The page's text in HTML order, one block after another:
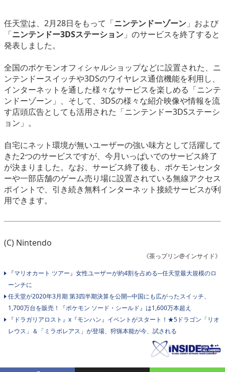
任天堂は、2月28日をもって「ニンテンドーゾーン 」および
「ニンテンドー3DSステーション 」のサービスを終了すると
発表しました。
全国のポケモンオフィシャルショップなどに設置された、ニ
ンテンドースイッチや3DSのワイヤレス通信機能を利用し、
インターネットを通した様々なサービスを楽しめる「ニンテ
ンドーゾーン」、そして、3DSの様々な紹介映像や情報を流
す店頭広告としても活用された「ニンテンドー3DSステーシ
ョン」。
自宅にネット環境が無いユーザーの強い味方として活躍して
きた2つのサービスですが、今月いっぱいでのサービス終了
が決まりました。なお、サービス終了後も、ポケモンセンタ
ーや一部店舗のゲーム売り場に設置されている無線アクセス
ポイントで、引き続き無料インターネット接続サービスが利
用できます。
(C) Nintendo
《茶っプリン@インサイド》
『マリオカート ツアー』女性ユーザーが約4割を占める─任天堂最大規模のロ
ーンチに
任天堂が2020年3月期 第3四半期決算を公開─中国にも広がったスイッチ、
1,700万台を販売！『ポケモン ソード・シールド』は1,600万本超え
『ドラガリアロスト』x『モンハン』イベントがスタート！★5ドラゴン「リオ
レウス」＆「ミラボレアス」が登場、狩猟本能が今、試される